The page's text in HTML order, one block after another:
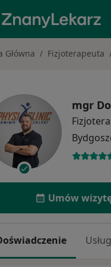
Główna Fizjoterapeuta
mgr
Umów